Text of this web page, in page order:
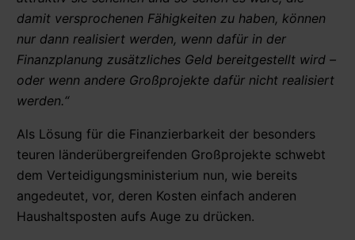
damit versprochenen Fähigkeiten zu haben, können
nur dann realisiert werden, wenn dafür in der
Finanzplanung zusätzliches Geld bereitgestellt wird –
oder wenn andere Großprojekte dafür nicht realisiert
werden.“
Als Lösung für die Finanzierbarkeit der besonders
teuren länderübergreifenden Großprojekte schwebt
dem Verteidigungsministerium nun, wie bereits
angedeutet, vor, deren Kosten einfach anderen
Haushaltsposten aufs Auge zu drücken.